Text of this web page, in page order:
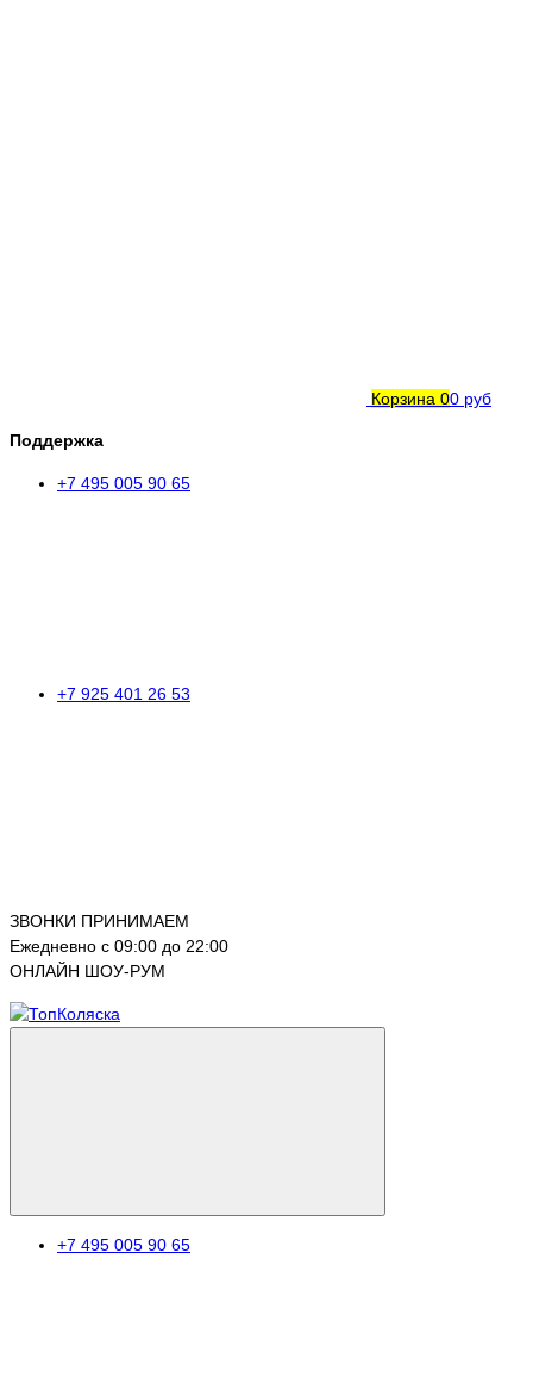
Корзина 00 руб
Поддержка
+7 495 005 90 65
+7 925 401 26 53
ЗВОНКИ ПРИНИМАЕМ
Ежедневно с 09:00 до 22:00
ОНЛАЙН ШОУ-РУМ
+7 495 005 90 65